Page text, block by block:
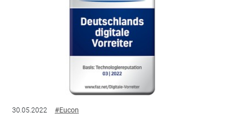
30.05.2022 #Eucon